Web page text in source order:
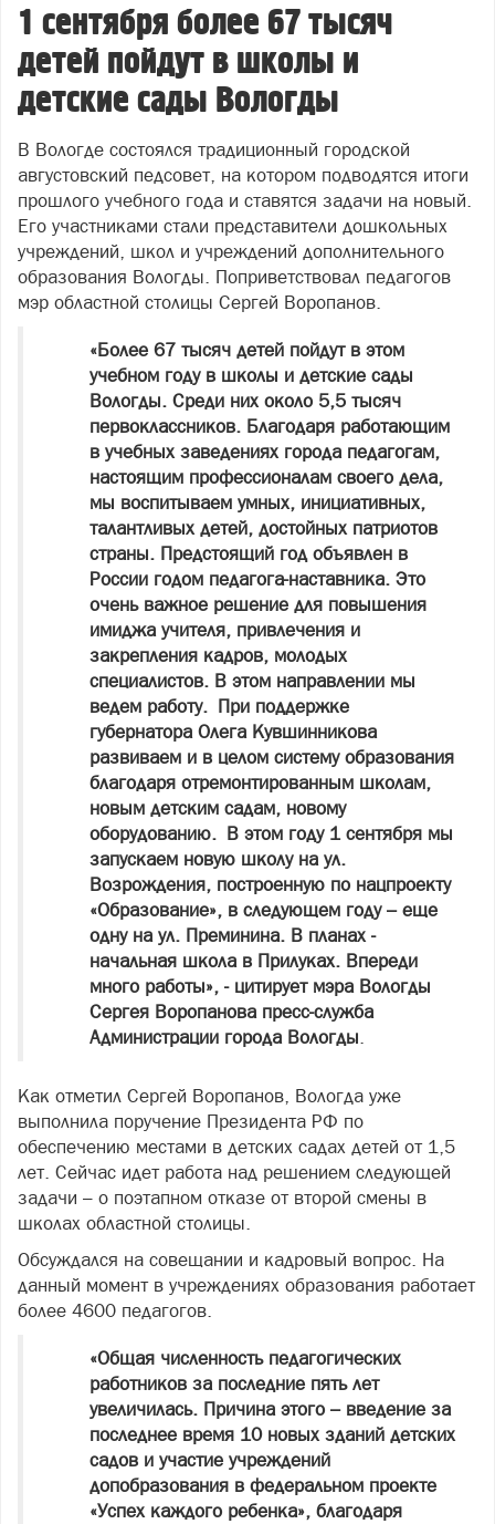
1 сентября более 67 тысяч
детей пойдут в школы и
детские сады Вологды
В Вологде состоялся традиционный городской
августовский педсовет, на котором подводятся итоги
прошлого учебного года и ставятся задачи на новый.
Его участниками стали представители дошкольных
учреждений, школ и учреждений дополнительного
образования Вологды. Поприветствовал педагогов
мэр областной столицы Сергей Воропанов.
«Более 67 тысяч детей пойдут в этом
учебном году в школы и детские сады
Вологды. Среди них около 5,5 тысяч
первоклассников. Благодаря работающим
в учебных заведениях города педагогам,
настоящим профессионалам своего дела,
мы воспитываем умных, инициативных,
талантливых детей, достойных патриотов
страны. Предстоящий год объявлен в
России годом педагога-наставника. Это
очень важное решение для повышения
имиджа учителя, привлечения и
закрепления кадров, молодых
специалистов. В этом направлении мы
ведем работу. При поддержке
губернатора Олега Кувшинникова
развиваем и в целом систему образования
благодаря отремонтированным школам,
новым детским садам, новому
оборудованию. В этом году 1 сентября мы
запускаем новую школу на ул.
Возрождения, построенную по нацпроекту
«Образование», в следующем году – еще
одну на ул. Преминина. В планах -
начальная школа в Прилуках. Впереди
много работы», - цитирует мэра Вологды
Сергея Воропанова пресс-служба
Администрации города Вологды.
Как отметил Сергей Воропанов, Вологда уже
выполнила поручение Президента РФ по
обеспечению местами в детских садах детей от 1,5
лет. Сейчас идет работа над решением следующей
задачи – о поэтапном отказе от второй смены в
школах областной столицы.
Обсуждался на совещании и кадровый вопрос. На
данный момент в учреждениях образования работает
более 4600 педагогов.
«Общая численность педагогических
работников за последние пять лет
увеличилась. Причина этого – введение за
последнее время 10 новых зданий детских
садов и участие учреждений
допобразования в федеральном проекте
«Успех каждого ребенка», благодаря